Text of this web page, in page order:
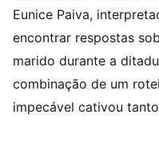
Eunice Paiva,
encontrar respostas
marido durante a
combinação de um
impecável cativou